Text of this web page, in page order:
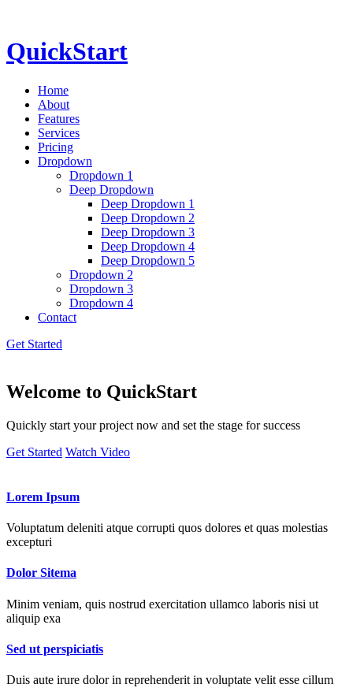
QuickStart
Home
About
Features
Services
Pricing
Dropdown
Dropdown 1
Deep Dropdown
Deep Dropdown 1
Deep Dropdown 2
Deep Dropdown 3
Deep Dropdown 4
Deep Dropdown 5
Dropdown 2
Dropdown 3
Dropdown 4
Contact
Get Started
Welcome to QuickStart
Quickly start your project now and set the stage for success
Get Started Watch Video
Lorem Ipsum
Voluptatum deleniti atque corrupti quos dolores et quas molestias
excepturi
Dolor Sitema
Minim veniam, quis nostrud exercitation ullamco laboris nisi ut
aliquip exa
Sed ut perspiciatis
Duis aute irure dolor in reprehenderit in voluptate velit esse cillum